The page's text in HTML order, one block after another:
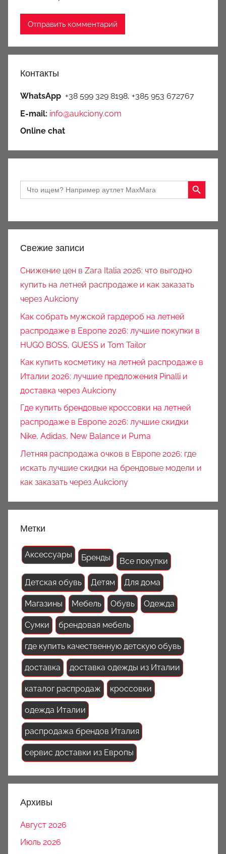
Контакты
WhatsApp +38 599 329 8198, +385 953 672767
E-mail: info@aukciony.com
Online chat
Search
for:
Search Button
Свежие записи
Снижение цен в Zara Italia 2026: что выгодно
купить на летней распродаже и как заказать
через Aukciony
Как собрать мужской гардероб на летней
распродаже в Европе 2026: лучшие покупки в
HUGO BOSS, GUESS и Tom Tailor
Как купить косметику на летней распродаже в
Италии 2026: лучшие предложения Pinalli и
доставка через Aukciony
Где купить брендовые кроссовки на летней
распродаже в Европе 2026: лучшие скидки
Nike, Adidas, New Balance и Puma
Летняя распродажа очков в Европе 2026: где
искать лучшие скидки на брендовые модели и
как заказать через Aukciony
Метки
Аксессуары Бренды Все покупки
Детская обувь Детям Для дома
Магазины Мебель Обувь Одежда
Сумки брендовая мебель
где купить качественную детскую обувь
доставка доставка одежды из Италии
каталог распродаж кроссовки
одежда Италии
распродажа брендов Италия
сервис доставки из Европы
Архивы
Август 2026
Июль 2026